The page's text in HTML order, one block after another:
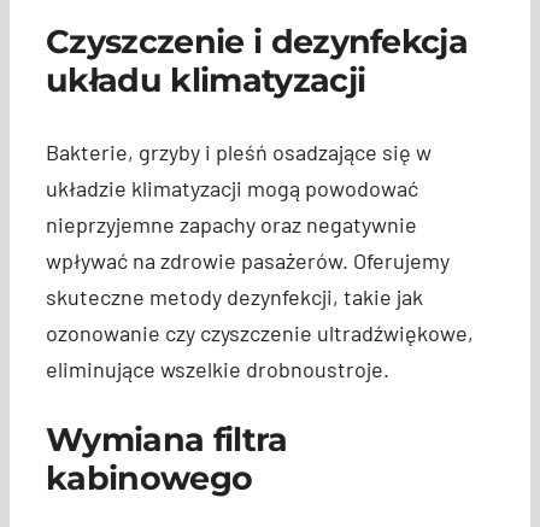
Czyszczenie i dezynfekcja
układu klimatyzacji
Bakterie, grzyby i pleśń osadzające się w
układzie klimatyzacji mogą powodować
nieprzyjemne zapachy oraz negatywnie
wpływać na zdrowie pasażerów. Oferujemy
skuteczne metody dezynfekcji, takie jak
ozonowanie czy czyszczenie ultradźwiękowe,
eliminujące wszelkie drobnoustroje.
Wymiana filtra
kabinowego